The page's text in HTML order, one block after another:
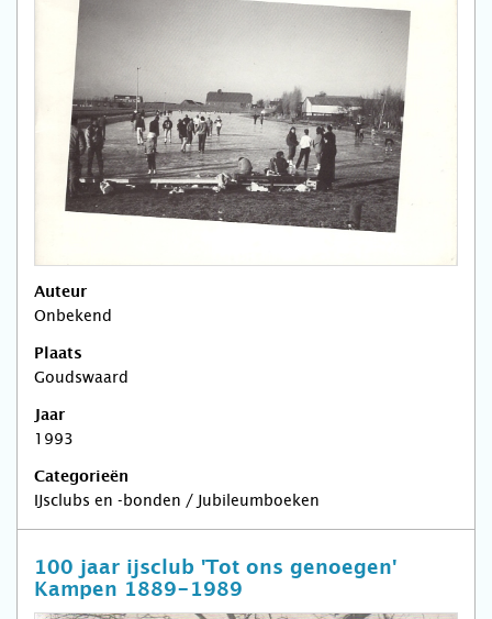
Auteur
Onbekend
Plaats
Goudswaard
Jaar
1993
Categorieën
IJsclubs en -bonden / Jubileumboeken
100 jaar ijsclub 'Tot ons genoegen'
Kampen 1889-1989